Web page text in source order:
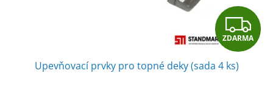
Z
D
ZDARMA
Upevňovací prvky pro topné deky (sada 4 ks)